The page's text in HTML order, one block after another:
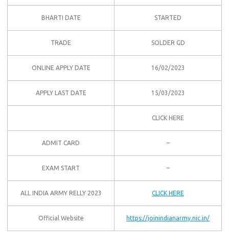
BHARTI DATE STARTED
TRADE SOLDER GD
ONLINE APPLY DATE 16/02/2023
APPLY LAST DATE 15/03/2023
CLICK HERE
ADMIT CARD –
EXAM START –
ALL INDIA ARMY RELLY 2023 CLICK HERE
Official Website https://joinindianarmy.nic.in/